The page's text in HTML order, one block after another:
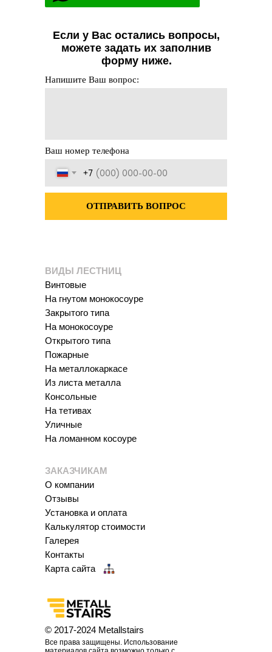
Напишите Ваш вопрос:
Ваш номер телефона
+7
ОТПРАВИТЬ ВОПРОС
Если у Вас остались вопросы,
можете задать их заполнив
форму ниже.
ВИДЫ ЛЕСТНИЦ
© 2017-2024 Metallstairs
Все права защищены. Использование
Винтовые
На гнутом монокосоуре
Закрытого типа
На монокосоуре
Открытого типа
Пожарные
На металлокаркасе
Из листа металла
Консольные
На тетивах
Уличные
На ломанном косоуре
ЗАКАЗЧИКАМ
О компании
Отзывы
Установка и оплата
Калькулятор стоимости
Галерея
Контакты
Карта сайта